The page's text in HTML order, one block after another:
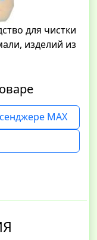
для чистки
изделий из
MAX